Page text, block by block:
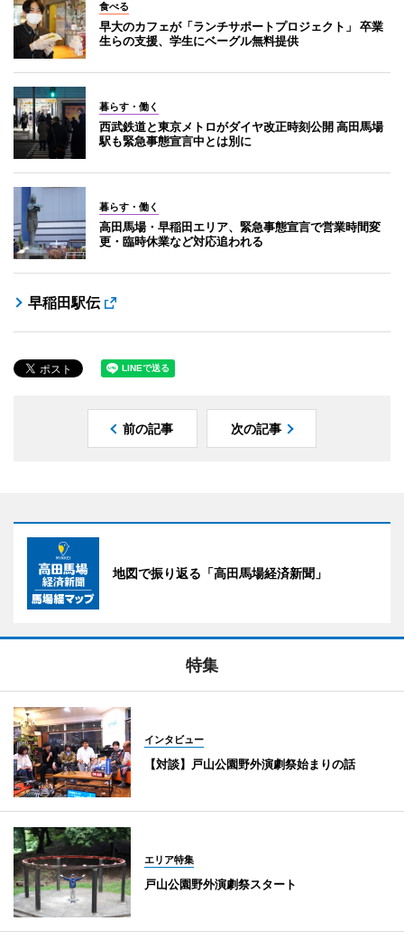
食べる
早大のカフェが「ランチサポートプロジェクト」 卒業
生らの支援、学生にベーグル無料提供
暮らす・働く
西武鉄道と東京メトロがダイヤ改正時刻公開 高田馬場
駅も緊急事態宣言中とは別に
暮らす・働く
高田馬場・早稲田エリア、緊急事態宣言で営業時間変
更・臨時休業など対応追われる
早稲田駅伝
前の記事 次の記事
地図で振り返る「高田馬場経済新聞」
特集
インタビュー
【対談】戸山公園野外演劇祭始まりの話
エリア特集
戸山公園野外演劇祭スタート